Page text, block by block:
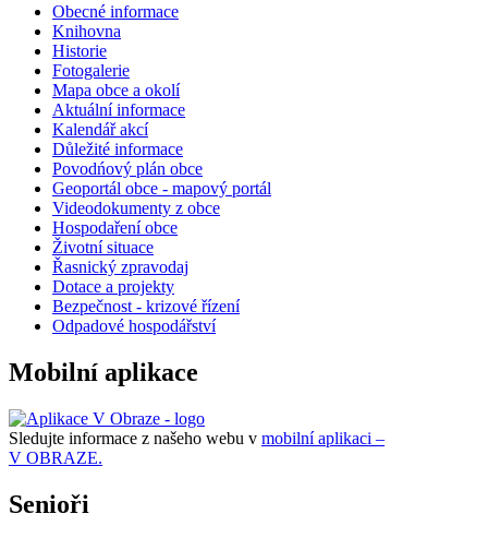
Obecné informace
Knihovna
Historie
Fotogalerie
Mapa obce a okolí
Aktuální informace
Kalendář akcí
Důležité informace
Povodńový plán obce
Geoportál obce - mapový portál
Videodokumenty z obce
Hospodaření obce
Životní situace
Řasnický zpravodaj
Dotace a projekty
Bezpečnost - krizové řízení
Odpadové hospodářství
Mobilní aplikace
Sledujte informace z našeho webu v mobilní aplikaci –
V OBRAZE.
Senioři